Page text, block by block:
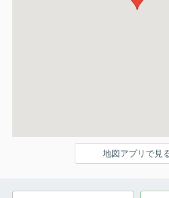
地図アプリで見